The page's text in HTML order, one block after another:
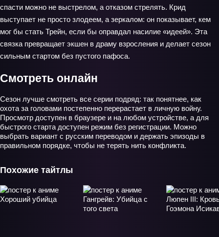
спасти можно не выстрелом, а отказом стрелять. Крид
выступает не просто злодеем, а зеркалом: он показывает, кем
мог бы стать Трейн, если бы оправдал насилие «идеей». Эта
связка превращает экшен в драму взросления и делает сезон
сильным стартом без пустого пафоса.
Смотреть онлайн
Сезон лучше смотреть все серии подряд: так понятнее, как
охота за головами постепенно перерастает в личную войну.
Просмотр доступен в браузере и на любом устройстве, а для
быстрого старта доступен режим без регистрации. Можно
выбрать вариант с русским переводом и держать эпизоды в
правильном порядке, чтобы не терять нить конфликта.
Похожие тайтлы